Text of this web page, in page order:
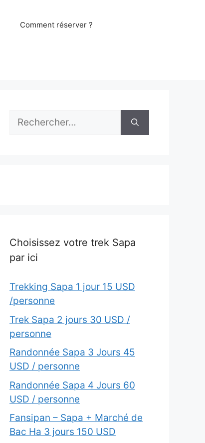
Comment réserver ?
Rechercher :
Choisissez votre trek Sapa
par ici
Trekking Sapa 1 jour 15 USD
/personne
Trek Sapa 2 jours 30 USD /
personne
Randonnée Sapa 3 Jours 45
USD / personne
Randonnée Sapa 4 Jours 60
USD / personne
Fansipan – Sapa + Marché de
Bac Ha 3 jours 150 USD